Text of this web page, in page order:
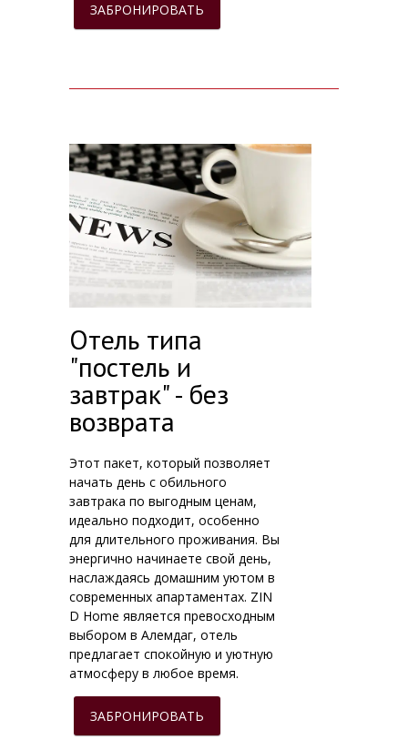
ЗАБРОНИРОВАТЬ
Отель типа
"постель и
завтрак" - без
возврата
Этот пакет, который позволяет
начать день с обильного
завтрака по выгодным ценам,
идеально подходит, особенно
для длительного проживания. Вы
энергично начинаете свой день,
наслаждаясь домашним уютом в
современных апартаментах. ZIN
D Home является превосходным
выбором в Алемдаг, отель
предлагает спокойную и уютную
атмосферу в любое время.
ЗАБРОНИРОВАТЬ